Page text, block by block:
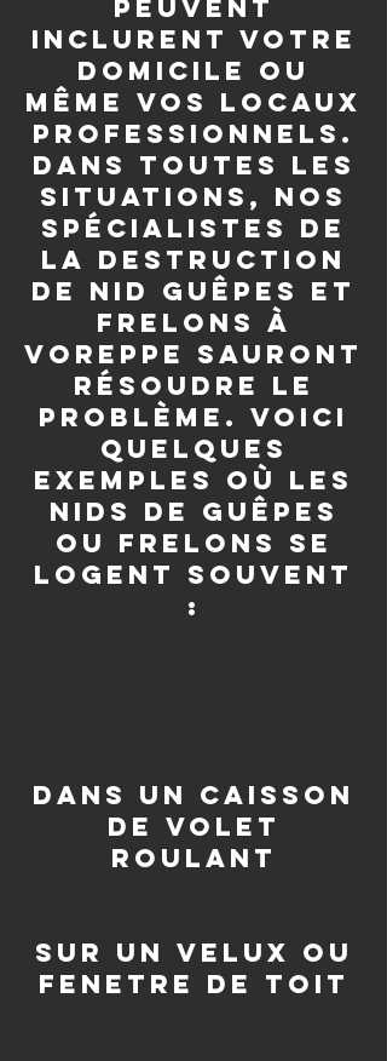
peuvent
inclurent votre
domicile ou
même vos locaux
professionnels.
Dans toutes les
situations, nos
spécialistes de
la destruction
de nid guêpes et
frelons à
Voreppe sauront
résoudre le
problème. Voici
quelques
exemples où les
nids de guêpes
ou frelons se
logent souvent
:
dans un caisson
de volet
roulant
sur un velux ou
fenetre de toit